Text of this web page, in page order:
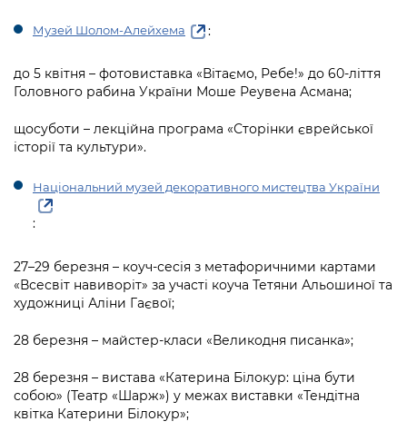
Музей Шолом-Алейхема :
до 5 квітня – фотовиставка «Вітаємо, Ребе!» до 60-ліття
Головного рабина України Моше Реувена Асмана;
щосуботи – лекційна програма «Сторінки єврейської
історії та культури».
Національний музей декоративного мистецтва України
:
27–29 березня – коуч-сесія з метафоричними картами
«Всесвіт навиворіт» за участі коуча Тетяни Альошиної та
художниці Аліни Гаєвої;
28 березня – майстер-класи «Великодня писанка»;
28 березня – вистава «Катерина Білокур: ціна бути
собою» (Театр «Шарж») у межах виставки «Тендітна
квітка Катерини Білокур»;